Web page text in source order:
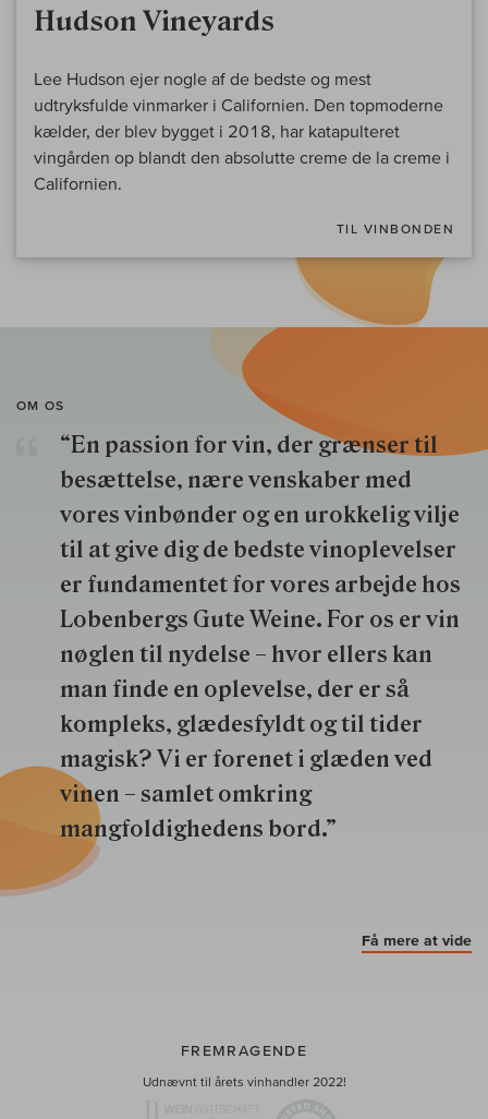
Hudson Vineyards
Lee Hudson ejer nogle af de bedste og mest
udtryksfulde vinmarker i Californien. Den topmoderne
kælder, der blev bygget i 2018, har katapulteret
vingården op blandt den absolutte creme de la creme i
Californien.
TIL VINBONDEN
OM OS
“En passion for vin, der grænser til
besættelse, nære venskaber med
vores vinbønder og en urokkelig vilje
til at give dig de bedste vinoplevelser
er fundamentet for vores arbejde hos
Lobenbergs Gute Weine. For os er vin
nøglen til nydelse – hvor ellers kan
man finde en oplevelse, der er så
kompleks, glædesfyldt og til tider
magisk? Vi er forenet i glæden ved
vinen – samlet omkring
mangfoldighedens bord.”
Få mere at vide
FREMRAGENDE
Udnævnt til årets vinhandler 2022!